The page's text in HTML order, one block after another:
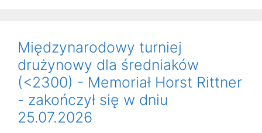
Międzynarodowy turniej
drużynowy dla średniaków
(<2300) - Memoriał Horst Rittner
- zakończył się w dniu
25.07.2026